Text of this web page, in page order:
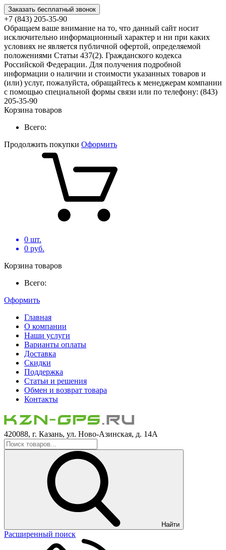
Заказать бесплатный звонок
+7 (843) 205-35-90
Обращаем ваше внимание на то, что данный сайт носит
исключительно информационный характер и ни при каких
условиях не является публичной офертой, определяемой
положениями Статьи 437(2). Гражданского кодекса
Российской Федерации. Для получения подробной
информации о наличии и стоимости указанных товаров и
(или) услуг, пожалуйста, обращайтесь к менеджерам компании
с помощью специальной формы связи или по телефону: (843)
205-35-90
Корзина товаров
Всего:
Продолжить покупки Оформить
0 шт.
0 руб.
Корзина товаров
Всего:
Оформить
Главная
О компании
Наши услуги
Варианты оплаты
Доставка
Скидки
Поддержка
Статьи и решения
Обмен и возврат товара
Контакты
420088, г. Казань, ул. Ново-Азинская, д. 14А
Найти
Расширенный поиск